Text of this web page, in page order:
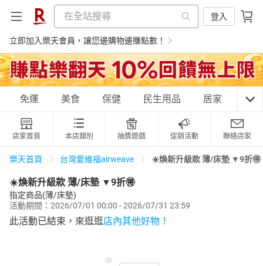
登入
立即加入樂天會員，讓您邊購物邊賺點數！
購物網分類
天天免運 美食蛋糕 養生保健 民生用品
居家生活 3C家電 運動休閒
免運 美食 保健 民生用品 居家 3C
店家首頁 本店類別 抽獎遊戲 促銷活動 聯絡店家
樂天首頁 台灣愛維福airweave ☀️煥新升級款 薄/床墊 ▼9折🉐
☀️煥新升級款 薄/床墊 ▼9折🉐
指定商品(薄/床墊)
活動期間：2026/07/01 00:00 - 2026/07/31 23:59
此活動已結束，來逛逛店內其他好物！